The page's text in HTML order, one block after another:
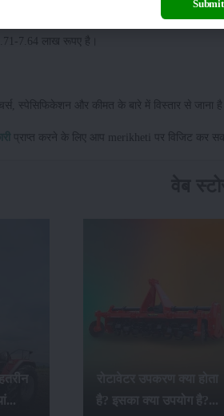
है।
7.64 लाख रूपए है।
स्पेसिफिकेशन और कीमत के बारे में विस्तार से जाना
प्राप्त करने के लिए आप merikheti पर विजिट कर
Submit